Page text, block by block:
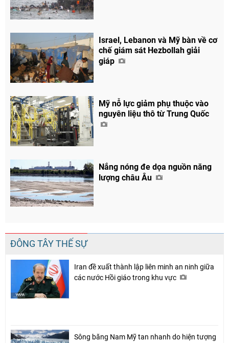
Israel, Lebanon và Mỹ bàn về cơ
chế giám sát Hezbollah giải
giáp
Mỹ nỗ lực giảm phụ thuộc vào
nguyên liệu thô từ Trung Quốc
Nắng nóng đe dọa nguồn năng
lượng châu Âu
ĐÔNG TÂY THẾ SỰ
Iran đề xuất thành lập liên minh an ninh giữa
các nước Hồi giáo trong khu vực
Sông băng Nam Mỹ tan nhanh do hiện tượng